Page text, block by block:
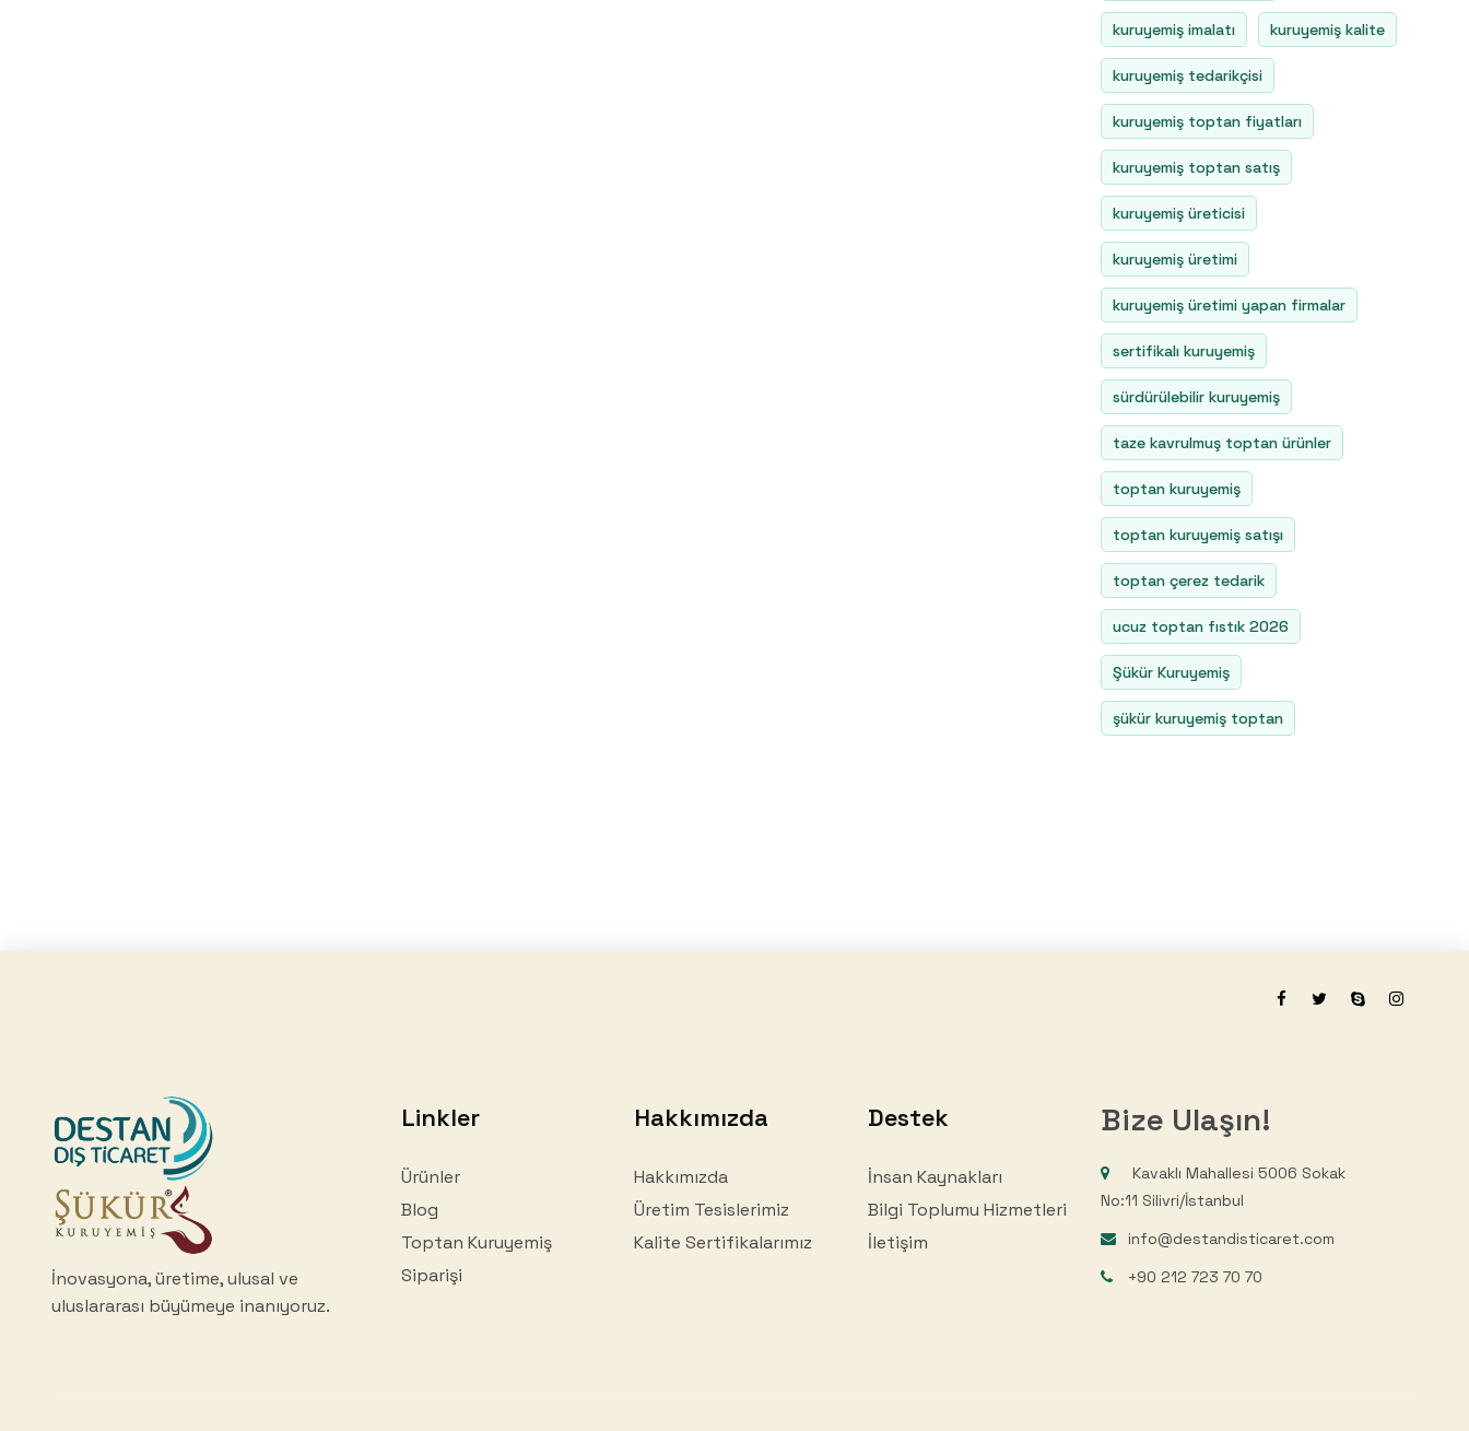
kuruyemiş imalatı kuruyemiş kalite
kuruyemiş tedarikçisi
kuruyemiş toptan fiyatları
kuruyemiş toptan satış
kuruyemiş üreticisi
kuruyemiş üretimi
kuruyemiş üretimi yapan firmalar
sertifikalı kuruyemiş
sürdürülebilir kuruyemiş
taze kavrulmuş toptan ürünler
toptan kuruyemiş
toptan kuruyemiş satışı
toptan çerez tedarik
ucuz toptan fıstık 2026
Şükür Kuruyemiş
şükür kuruyemiş toptan
İnovasyona, üretime, ulusal ve
uluslararası büyümeye inanıyoruz.
Linkler
Ürünler
Blog
Toptan Kuruyemiş
Siparişi
Hakkımızda
Hakkımızda
Üretim Tesislerimiz
Kalite Sertifikalarımız
Destek
İnsan Kaynakları
Bilgi Toplumu Hizmetleri
İletişim
Bize Ulaşın!
Kavaklı Mahallesi 5006 Sokak
No:11 Silivri/İstanbul
info@destandisticaret.com
+90 212 723 70 70